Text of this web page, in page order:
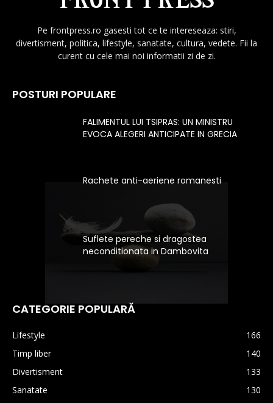
Pe frontpress.ro gasesti tot ce te intereseaza: stiri,
divertisment, politica, lifestyle, sanatate, cultura, vedete. Fii la
curent cu cele mai noi informatii zi de zi.
POSTURI POPULARE
FALIMENTUL LUI TSIPRAS: UN MINISTRU
EVOCA ALEGERI ANTICIPATE IN GRECIA
Rachete anti-aeriene romanesti
Suflete pereche si dragostea
neconditionata in Dambovita
CATEGORIE POPULARĂ
Lifestyle
166
Timp liber
140
Divertisment
133
Sanatate
130